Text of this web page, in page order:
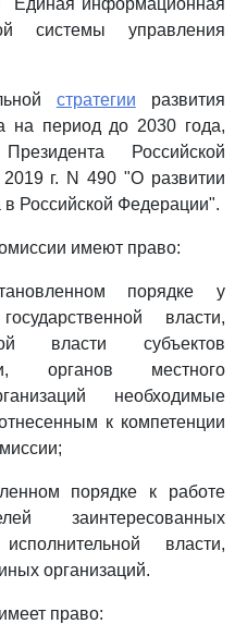
информационная
системы управления
стратегии развития
на период до 2030 года,
Российской
г. N 490 "О развитии
в Российской Федерации".
имеют право:
порядке у
власти,
власти субъектов
органов местного
необходимые
к компетенции
порядке к работе
заинтересованных
власти,
организаций.
право: